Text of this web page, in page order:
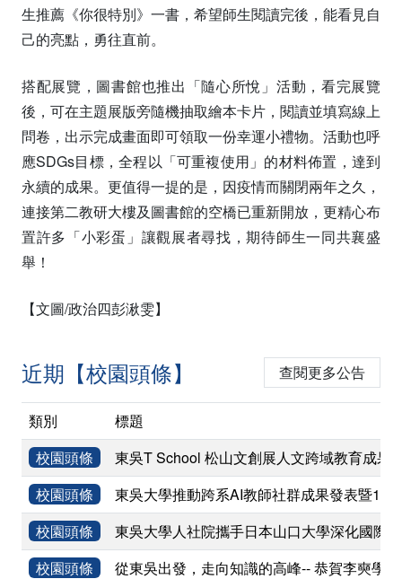
生推薦《你很特別》一書，希望師生閱讀完後，能看見自
己的亮點，勇往直前。
搭配展覽，圖書館也推出「隨心所悅」活動，看完展覽
後，可在主題展版旁隨機抽取繪本卡片，閱讀並填寫線上
問卷，出示完成畫面即可領取一份幸運小禮物。活動也呼
應SDGs目標，全程以「可重複使用」的材料佈置，達到
永續的成果。更值得一提的是，因疫情而關閉兩年之久，
連接第二教研大樓及圖書館的空橋已重新開放，更精心布
置許多「小彩蛋」讓觀展者尋找，期待師生一同共襄盛
舉！
【文圖/政治四彭湫雯】
近期【校園頭條】 查閱更多公告
類別
標題
校園頭條
東吳T School 松山文創展人文跨域教育成果
校園頭條
東吳大學推動跨系AI教師社群成果發表暨
校園頭條
東吳大學人社院攜手日本山口大學深化國際
校園頭條
從東吳出發，走向知識的高峰-- 恭賀李奭學